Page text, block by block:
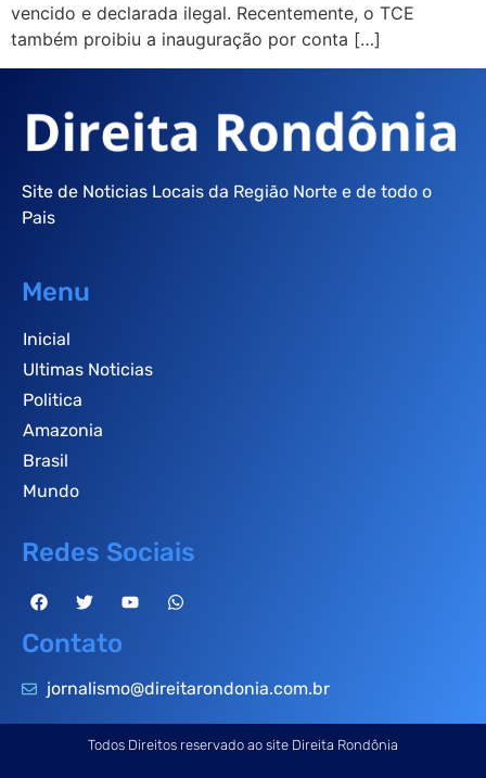
vencido e declarada ilegal. Recentemente, o TCE
também proibiu a inauguração por conta […]
Site de Noticias Locais da Região Norte e de todo o
Pais
Menu
Inicial
Ultimas Noticias
Politica
Amazonia
Brasil
Mundo
Redes Sociais
Contato
jornalismo@direitarondonia.com.br
Todos Direitos reservado ao site Direita Rondônia